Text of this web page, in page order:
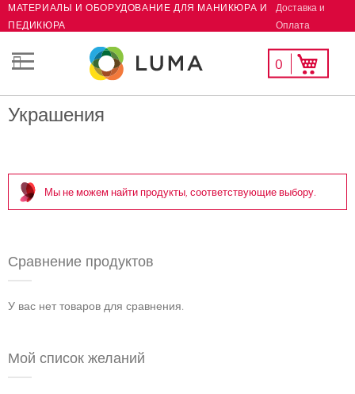
Skip
Content
МАТЕРИАЛЫ И ОБОРУДОВАНИЕ ДЛЯ МАНИКЮРА И
ПЕДИКЮРА
Доставка и
Оплата
Моя корзина
0
Мой
список
Украшения
Мы не можем найти продукты, соответствующие выбору.
Сравнение продуктов
У вас нет товаров для сравнения.
Мой список желаний